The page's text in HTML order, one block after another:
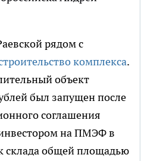
рядом с
комплекса.
объект
был запущен после
соглашения
на ПМЭФ в
склада общей площадью